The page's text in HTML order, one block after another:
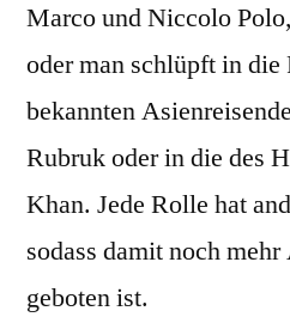
Marco und Niccolo
oder man schlüpft in die
bekannten
Rubruk oder in die des
Khan. Jede Rolle hat
sodass damit noch
geboten ist.